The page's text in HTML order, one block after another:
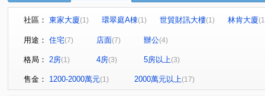
社區： 東家大廈(1) 環翠庭A棟(1) 世貿財訊大樓(1) 林肯大廈
師大路店面 (1)
雙橡園大廈
世電南京實業廣場(1)
基隆路二段(1) 敦化南路二段(2) 華陰街
中山北路七段(1) 中山北路二段(1) 金山南路一段(1)
萬
用途： 住宅(7) 店面(7) 辦公(4)
格局： 2房(1) 4房(3) 5房以上(3)
售金： 1200-2000萬元(1) 2000萬元以上(17)